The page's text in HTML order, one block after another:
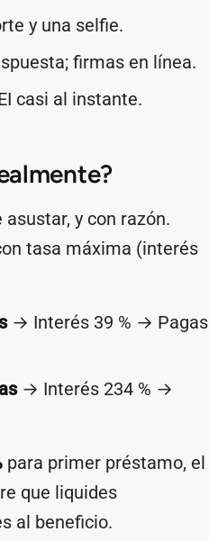
y una selfie.
firmas en línea.
casi al instante.
asustar, y con razón.
tasa máxima (interés
→ Interés 39 % → Pagas
→ Interés 234 % →
para primer préstamo, el
que liquides
al beneficio.